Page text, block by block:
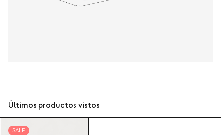
Últimos productos vistos
SALE